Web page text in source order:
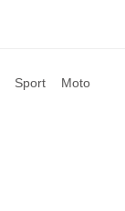
Sport Moto